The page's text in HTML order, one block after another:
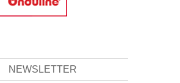
NEWSLETTER